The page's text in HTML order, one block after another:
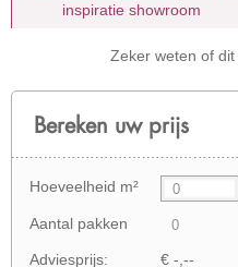
inspiratie showroom
Zeker weten of
Bereken uw prijs
Hoeveelheid m²
Aantal pakken
Adviesprijs: € -,--